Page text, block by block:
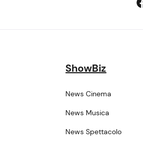
ShowBiz
News Cinema
News Musica
News Spettacolo